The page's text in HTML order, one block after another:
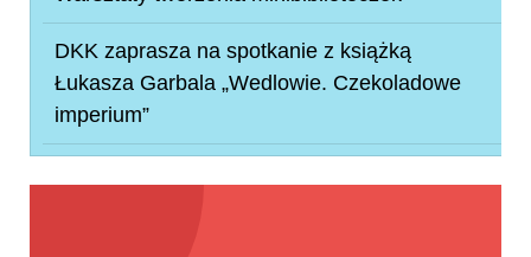
DKK zaprasza na spotkanie z książką
Łukasza Garbala „Wedlowie. Czekoladowe
imperium”